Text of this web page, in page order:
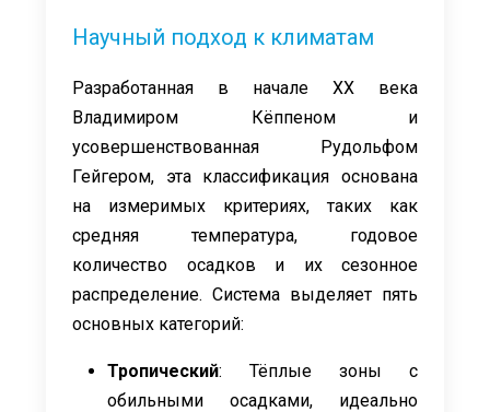
Научный подход к климатам
Разработанная в начале XX века
Владимиром Кёппеном и
усовершенствованная Рудольфом
Гейгером, эта классификация основана
на измеримых критериях, таких как
средняя температура, годовое
количество осадков и их сезонное
распределение. Система выделяет пять
основных категорий:
Тропический: Тёплые зоны с
обильными осадками, идеально